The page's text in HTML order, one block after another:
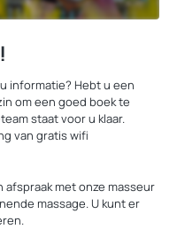
informatie? Hebt u een
om een goed boek te
staat voor u klaar.
van gratis wifi
afspraak met onze masseur
massage. U kunt er